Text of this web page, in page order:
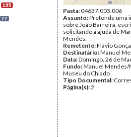
195
77
Pasta:04637.003.006
Assunto:Pretende uma
sobre João Barreira,
solicitando a ajuda de
Mendes.
Remetente:Flávio
Destinatário:Manuel
Data:Domingo, 26 de
Fundo:Manuel Mendes/
Museu do Chiado
Tipo Documental:
Página(s):2